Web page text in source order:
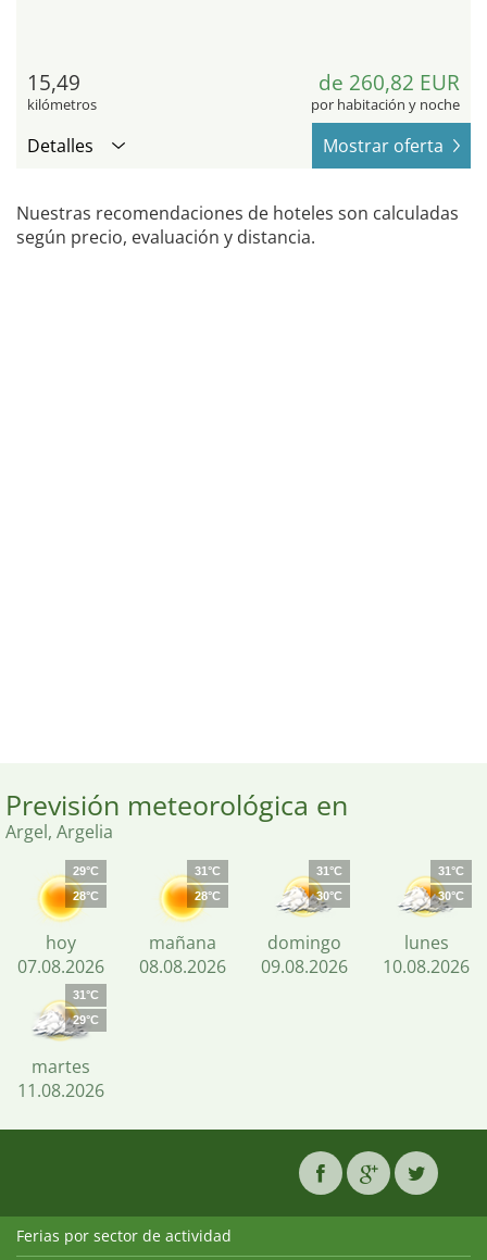
15,49
kilómetros
de 260,82 EUR
por habitación y noche
Detalles Mostrar oferta
Nuestras recomendaciones de hoteles son calculadas
según precio, evaluación y distancia.
Previsión meteorológica en
Argel, Argelia
29°C
28°C
hoy
07.08.2026
31°C
28°C
mañana
08.08.2026
31°C
30°C
domingo
09.08.2026
31°C
30°C
lunes
10.08.2026
31°C
29°C
martes
11.08.2026
Ferias por sector de actividad